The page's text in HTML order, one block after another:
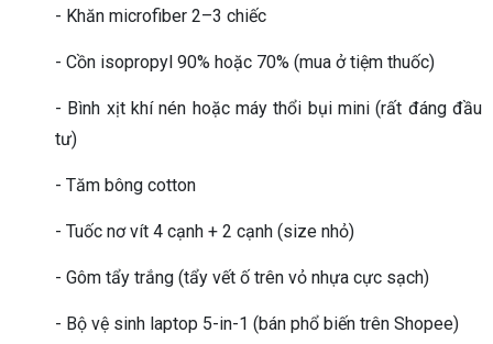
- Khăn microfiber 2–3 chiếc
- Cồn isopropyl 90% hoặc 70% (mua ở tiệm thuốc)
- Bình xịt khí nén hoặc máy thổi bụi mini (rất đáng đầu
tư)
- Tăm bông cotton
- Tuốc nơ vít 4 cạnh + 2 cạnh (size nhỏ)
- Gôm tẩy trắng (tẩy vết ố trên vỏ nhựa cực sạch)
- Bộ vệ sinh laptop 5-in-1 (bán phổ biến trên Shopee)